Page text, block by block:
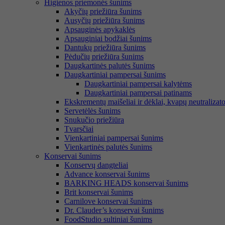
Higienos priemonės šunims
Akyčių priežiūra šunims
Ausyčių priežiūra šunims
Apsauginės apykaklės
Apsauginiai bodžiai šunims
Dantukų priežiūra šunims
Pėdučių priežiūra šunims
Daugkartinės palutės šunims
Daugkartiniai pampersai šunims
Daugkartiniai pampersai kalytėms
Daugkartiniai pampersai patinams
Ekskrementų maišeliai ir dėklai, kvapų
Servetėlės šunims
Snukučio priežiūra
Tvarsčiai
Vienkartiniai pampersai šunims
Vienkartinės palutės šunims
Konservai šunims
Konservų dangteliai
Advance konservai šunims
BARKING HEADS konservai šunims
Brit konservai šunims
Carnilove konservai šunims
Dr. Clauder’s konservai šunims
FoodStudio sultiniai šunims